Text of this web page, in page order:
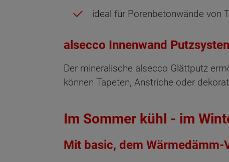
ideal für Porenbetonwände von
alsecco Innenwand
Der mineralische alsecco Glättputz
können Tapeten, Anstriche oder
Im Sommer kühl - im
Mit basic, dem